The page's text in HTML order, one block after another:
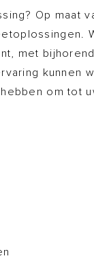
Op maat
met
om tot